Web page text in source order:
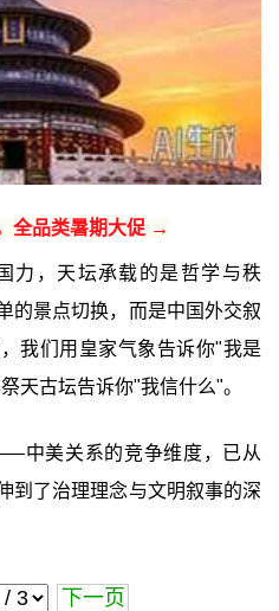
全品类暑期大促 →
力，天坛承载的是哲学与秩
的景点切换，而是中国外交叙
我们用皇家气象告诉你"我是
天古坛告诉你"我信什么"。
中美关系的竞争维度，已从
到了治理理念与文明叙事的深
下一页